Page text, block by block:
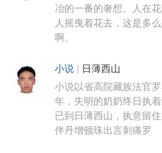
冶的一番的奢想。人在
人摇曳着花去，这是多
啊。
小说 日薄西山
小说以省高院藏族法官
年，失明的奶奶终日执
已到日薄西山，执意留
伴丹增顿珠出言刺痛罗